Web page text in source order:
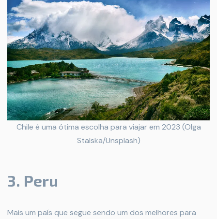
Chile é uma ótima escolha para viajar em 2023 (Olga
Stalska/Unsplash)
3. Peru
Mais um país que segue sendo um dos melhores para